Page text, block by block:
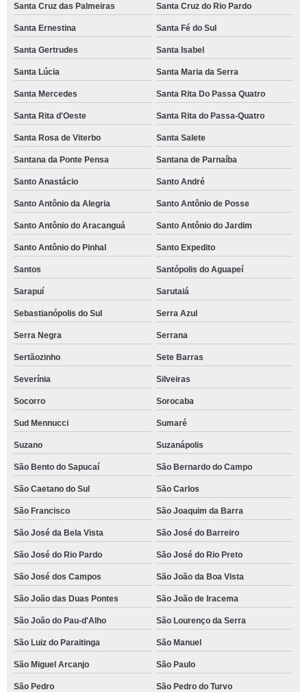
Santa Cruz das Palmeiras Santa Cruz do Rio Pardo
Santa Ernestina Santa Fé do Sul
Santa Gertrudes Santa Isabel
Santa Lúcia Santa Maria da Serra
Santa Mercedes Santa Rita Do Passa Quatro
Santa Rita d'Oeste Santa Rita do Passa-Quatro
Santa Rosa de Viterbo Santa Salete
Santana da Ponte Pensa Santana de Parnaíba
Santo Anastácio Santo André
Santo Antônio da Alegria Santo Antônio de Posse
Santo Antônio do Aracanguá Santo Antônio do Jardim
Santo Antônio do Pinhal Santo Expedito
Santos Santópolis do Aguapeí
Sarapuí Sarutaiá
Sebastianópolis do Sul Serra Azul
Serra Negra Serrana
Sertãozinho Sete Barras
Severínia Silveiras
Socorro Sorocaba
Sud Mennucci Sumaré
Suzano Suzanápolis
São Bento do Sapucaí São Bernardo do Campo
São Caetano do Sul São Carlos
São Francisco São Joaquim da Barra
São José da Bela Vista São José do Barreiro
São José do Rio Pardo São José do Rio Preto
São José dos Campos São João da Boa Vista
São João das Duas Pontes São João de Iracema
São João do Pau-d'Alho São Lourenço da Serra
São Luiz do Paraitinga São Manuel
São Miguel Arcanjo São Paulo
São Pedro São Pedro do Turvo